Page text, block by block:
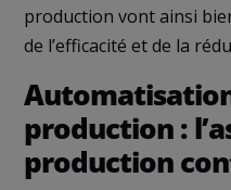
production vont ainsi
de l’efficacité et de la
production :
production